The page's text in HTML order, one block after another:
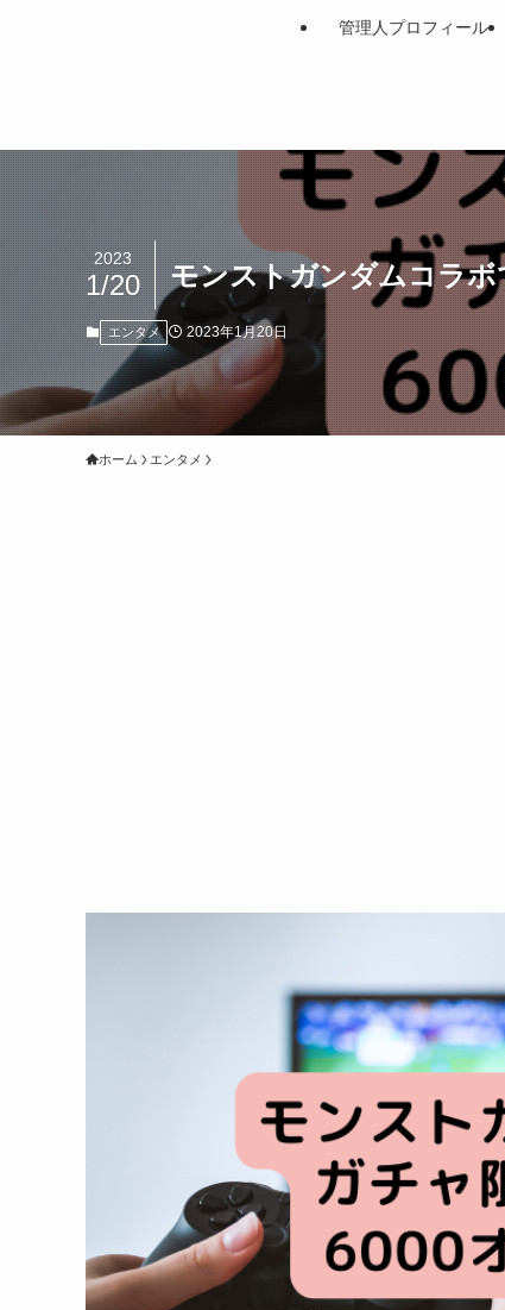
管理人プロフィール
モンストガンダムコラ
2023
1/20
エンタメ 2023年1月20日
ホーム エンタメ